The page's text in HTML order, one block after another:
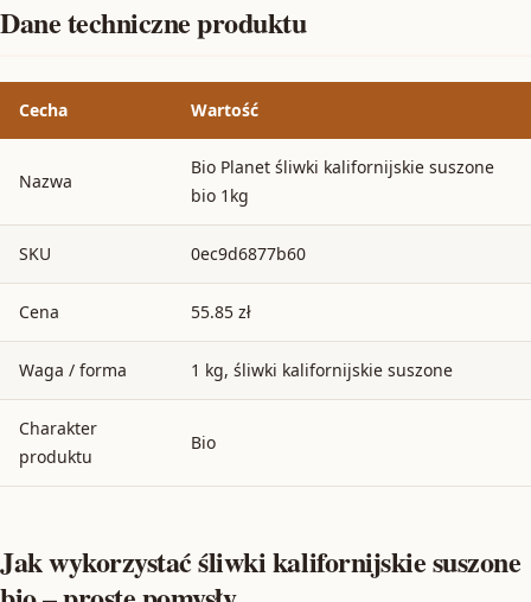
Dane techniczne produktu
Cecha Wartość
Nazwa
Bio Planet śliwki kalifornijskie suszone
bio 1kg
SKU 0ec9d6877b60
Cena 55.85 zł
Waga / forma 1 kg, śliwki kalifornijskie suszone
Charakter
produktu
Bio
Jak wykorzystać śliwki kalifornijskie suszone